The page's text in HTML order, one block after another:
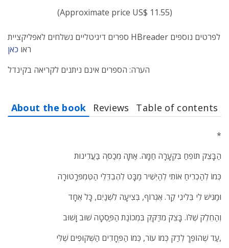
(Approximate price US$ 11.55)
ספרים דיגיטליים נשלחים לאפליקציית HBreader לפרטים נוספים
ראו כאן
הערה: הספרים אינם ניתנים לקריאה בקינדל
About the book Reviews Table of contents
*
הַבָּצֵק תּוֹפֵחַ בִּקְעָרָה חַמָּה. אַתָּה מְכַסֶּה בַּעֲדִינוּת
כְּמוֹ לְהַכְרִיחַ אוֹתִי לְהַיְשִׁיר מַבָּט לְהֶבְדֵּלֵי הַטֶּמְפֵּרָטוּרָה
וּמַגִּישׁ לִי בֵּלִינִי קַר. אֶגְרוֹף, בְּצִיעָה לִשְׁנַיִם, כָּל אֶחָד
וְהַחֵלֶק שֶׁלּוֹ. בָּצֵק מִדַּקֵּק בִּמְכוֹנַת הַפַּסְטָה שׁוּב וָשׁוּב
עַד שֶׁהוֹפֵךְ לְדַק כְּמוֹ עוֹר, כְּמוֹ הַפְּחָדִים הַשְּׁקוּפִים שֶׁלִּי,